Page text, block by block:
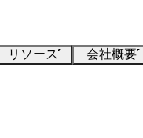
リソース 会社概要